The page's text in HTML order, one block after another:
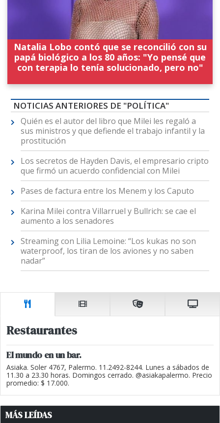
Natalia Lobo contó que se reconcilió con su
papá biológico a los 80 años: "Yo pensé que
con terapia lo tenía solucionado, pero no"
NOTICIAS ANTERIORES DE "POLÍTICA"
Quién es el autor del libro que Milei les regaló a
sus ministros y que defiende el trabajo infantil y la
prostitución
Los secretos de Hayden Davis, el empresario cripto
que firmó un acuerdo confidencial con Milei
Pases de factura entre los Menem y los Caputo
Karina Milei contra Villarruel y Bullrich: se cae el
aumento a los senadores
Streaming con Lilia Lemoine: “Los kukas no son
waterproof, los tiran de los aviones y no saben
nadar”
Restaurantes
El mundo en un bar.
Asiaka. Soler 4767, Palermo. 11.2492-8244. Lunes a sábados de
11.30 a 23.30 horas. Domingos cerrado. @asiakapalermo. Precio
promedio: $ 17.000.
MÁS LEÍDAS